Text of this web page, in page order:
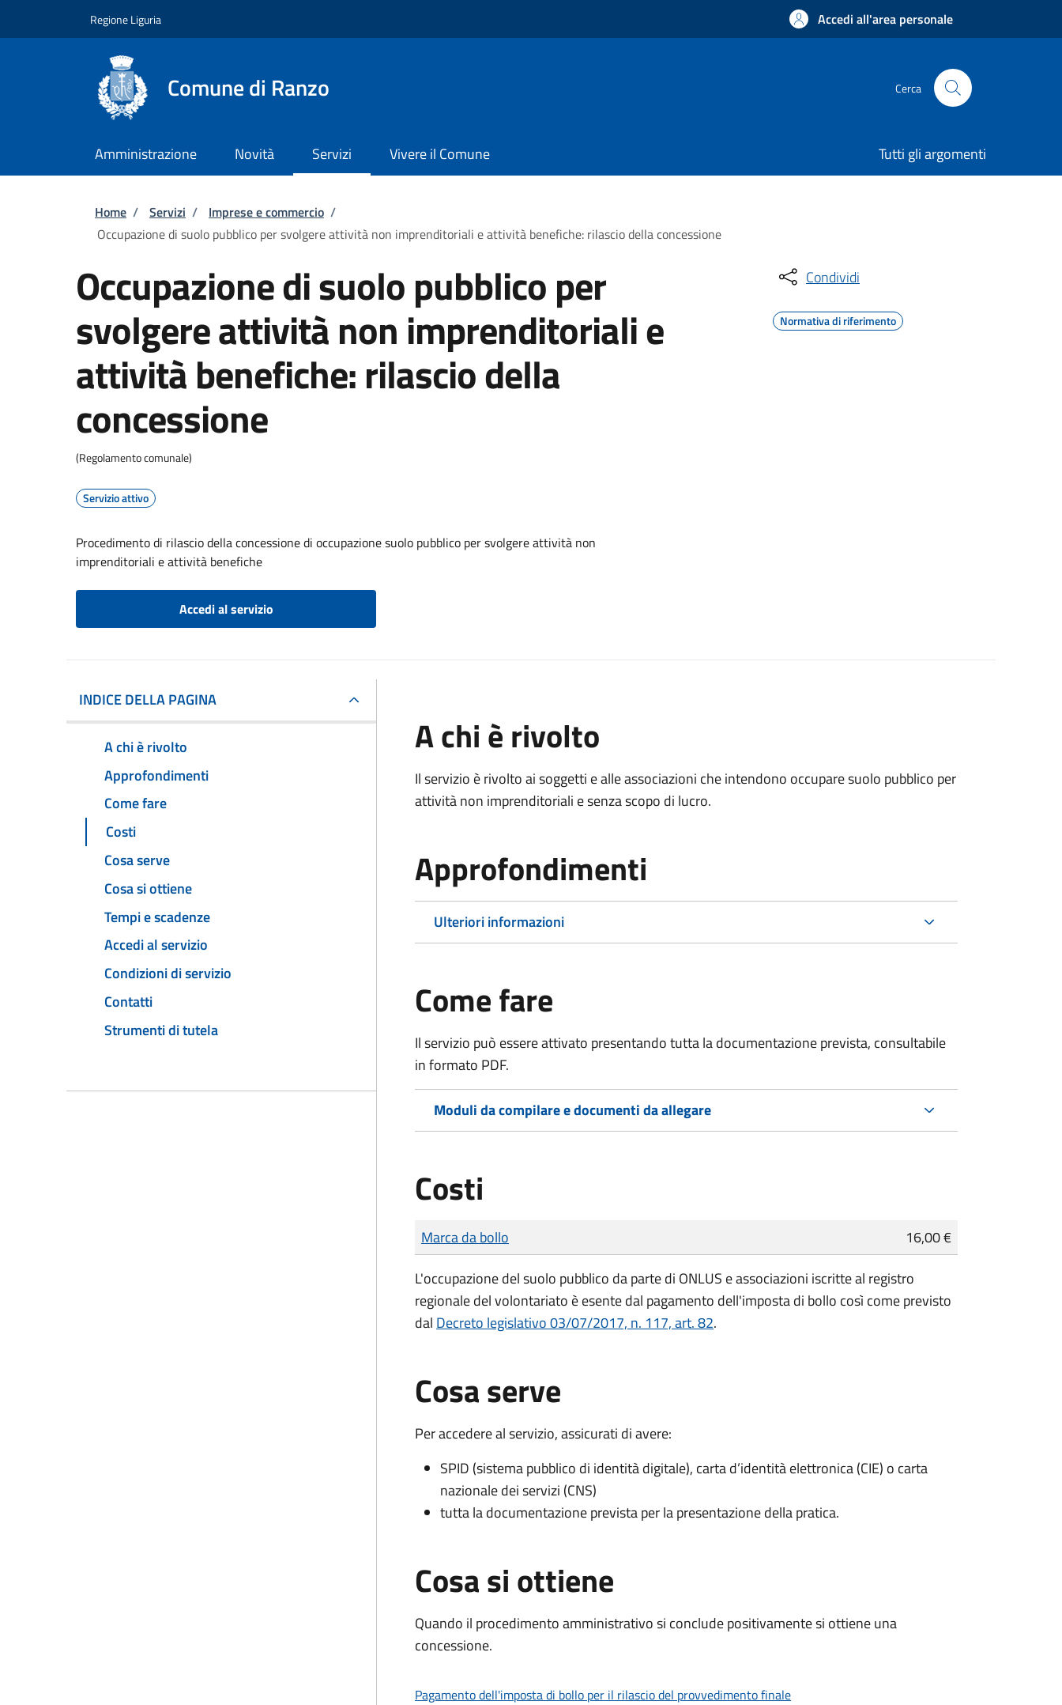
Regione Liguria Accedi all'area personale
Comune di Ranzo Cerca
Amministrazione Novità Servizi Vivere il Comune Tutti gli argomenti
Briciole di pane
Home / Servizi / Imprese e commercio /
Occupazione di suolo pubblico per svolgere attività non imprenditoriali e attività benefiche: rilascio della concessione
Occupazione di suolo pubblico per
svolgere attività non imprenditoriali e
attività benefiche: rilascio della
concessione
(Regolamento comunale)
Servizio attivo
Procedimento di rilascio della concessione di occupazione suolo pubblico per svolgere attività non
imprenditoriali e attività benefiche
Accedi al servizio
Condividi
Normativa di riferimento
INDICE DELLA PAGINA
A chi è rivolto
Approfondimenti
Come fare
Costi
Cosa serve
Cosa si ottiene
Tempi e scadenze
Accedi al servizio
Condizioni di servizio
Contatti
Strumenti di tutela
A chi è rivolto
Il servizio è rivolto ai soggetti e alle associazioni che intendono occupare suolo pubblico per
attività non imprenditoriali e senza scopo di lucro.
Approfondimenti
Ulteriori informazioni
Come fare
Il servizio può essere attivato presentando tutta la documentazione prevista, consultabile
in formato PDF.
Moduli da compilare e documenti da allegare
Costi
Tipo di pagamento
Importo
Marca da bollo
16,00 €
L'occupazione del suolo pubblico da parte di ONLUS e associazioni iscritte al registro
regionale del volontariato è esente dal pagamento dell'imposta di bollo così come previsto
dal Decreto legislativo 03/07/2017, n. 117, art. 82.
Cosa serve
Per accedere al servizio, assicurati di avere:
SPID (sistema pubblico di identità digitale), carta d’identità elettronica (CIE) o carta
nazionale dei servizi (CNS)
tutta la documentazione prevista per la presentazione della pratica.
Cosa si ottiene
Quando il procedimento amministrativo si conclude positivamente si ottiene una
concessione.
Pagamento dell'imposta di bollo per il rilascio del provvedimento finale